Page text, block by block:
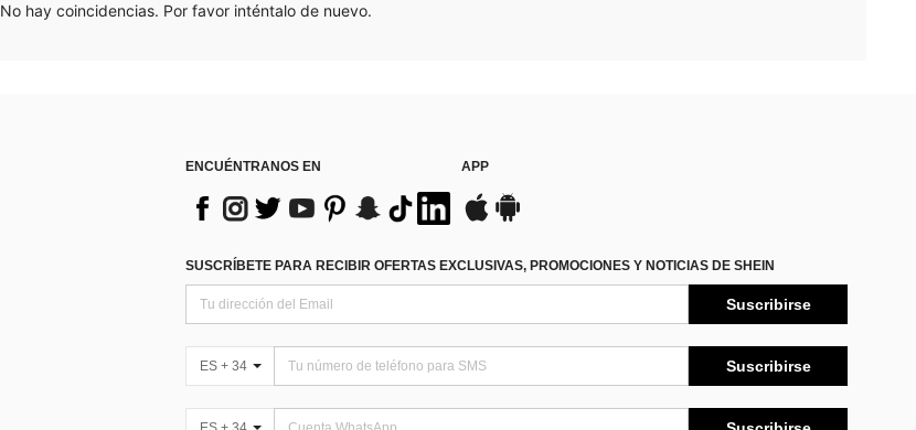
No hay coincidencias. Por favor inténtalo de nuevo.
ENCUÉNTRANOS EN APP
SUSCRÍBETE PARA RECIBIR OFERTAS EXCLUSIVAS, PROMOCIONES Y NOTICIAS DE SHEIN
Suscribirse
ES + 34 Suscribirse